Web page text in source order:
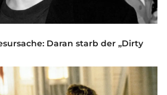
Daran starb der „Dirty